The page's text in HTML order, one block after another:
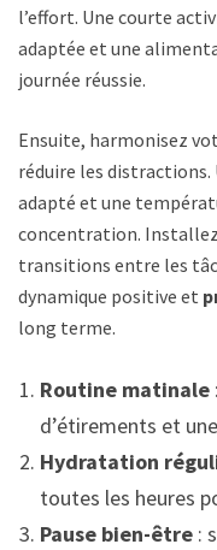
l’effort. Une courte
adaptée et une
journée réussie.
Ensuite, harmonisez
réduire les distractions.
adapté et une
concentration. Installez
transitions entre les
dynamique positive et
long terme.
Routine matinale
d’étirements et
Hydratation
toutes les heures
Pause bien-être :